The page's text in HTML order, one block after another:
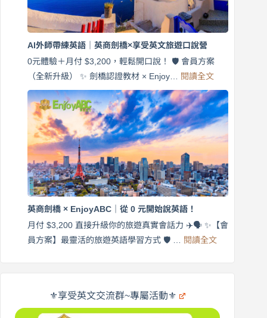
英
商
劍
口
說
營
月
$3,200，
出
國
在
AI外師帶練英語｜英商劍橋×享受英文旅遊口說營
0元體驗＋月付 $3,200，輕鬆開口說！ 🛡️ 會員方案
（全新升級） ✨ 劍橋認證教材 × Enjoy… 閱讀全文:
外
師
帶
英
｜
英
商
×
享
口
英商劍橋 × EnjoyABC｜從 0 元開始說英語！
月付 $3,200 直接升級你的旅遊真實會話力 ✈️🗣️ ✨【會
員方案】最靈活的旅遊英語學習方式 🛡️ … 閱讀全文:
商
劍
｜
⚜️享受英文交流群~專屬活動⚜️